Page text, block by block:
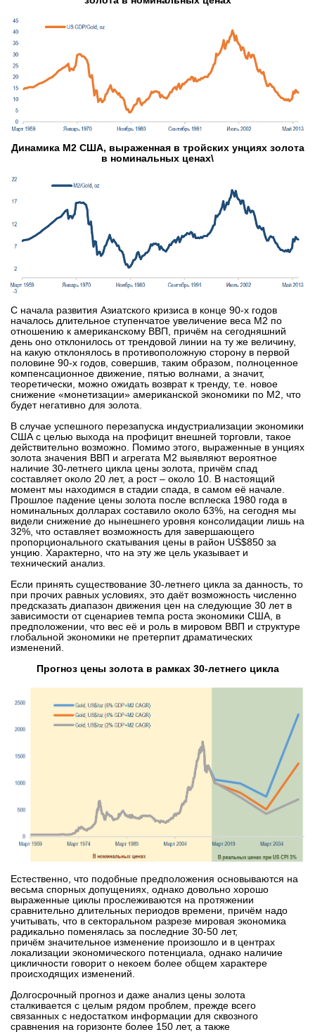
Динамика M2 США, выраженная в тройских унциях золота
в номинальных ценах\
С начала развития Азиатского кризиса в конце 90-х годов
началось длительное ступенчатое увеличение веса М2 по
отношению к американскому ВВП, причём на сегодняшний
день оно отклонилось от трендовой линии на ту же величину,
на какую отклонялось в противоположную сторону в первой
половине 90-х годов, совершив, таким образом, полноценное
компенсационное движение, пятью волнами, а значит,
теоретически, можно ожидать возврат к тренду, т.е. новое
снижение «монетизации» американской экономики по М2, что
будет негативно для золота.
В случае успешного перезапуска индустриализации экономики
США с целью выхода на профицит внешней торговли, такое
действительно возможно. Помимо этого, выраженные в унциях
золота значения ВВП и агрегата М2 выявляют вероятное
наличие 30-летнего цикла цены золота, причём спад
составляет около 20 лет, а рост – около 10. В настоящий
момент мы находимся в стадии спада, в самом её начале.
Прошлое падение цены золота после всплеска 1980 года в
номинальных долларах составило около 63%, на сегодня мы
видели снижение до нынешнего уровня консолидации лишь на
32%, что оставляет возможность для завершающего
пропорционального скатывания цены в район US$850 за
унцию. Характерно, что на эту же цель указывает и
технический анализ.
Если принять существование 30-летнего цикла за данность, то
при прочих равных условиях, это даёт возможность численно
предсказать диапазон движения цен на следующие 30 лет в
зависимости от сценариев темпа роста экономики США, в
предположении, что вес её и роль в мировом ВВП и структуре
глобальной экономики не претерпит драматических
изменений.
Прогноз цены золота в рамках 30-летнего цикла
Естественно, что подобные предположения основываются на
весьма спорных допущениях, однако довольно хорошо
выраженные циклы прослеживаются на протяжении
сравнительно длительных периодов времени, причём надо
учитывать, что в секторальном разрезе мировая экономика
радикально поменялась за последние 30-50 лет,
причём значительное изменение произошло и в центрах
локализации экономического потенциала, однако наличие
цикличности говорит о некоем более общем характере
происходящих изменений.
Долгосрочный прогноз и даже анализ цены золота
сталкивается с целым рядом проблем, прежде всего
связанных с недостатком информации для сквозного
сравнения на горизонте более 150 лет, а также